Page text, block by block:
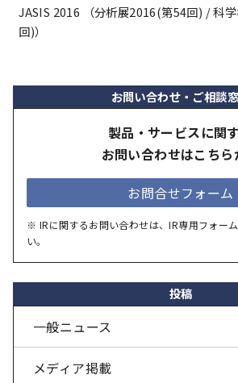
JASIS 2016 （分析展2016(第54回) / 科
回)）
お問い合わせ・ご相談
製品・サービスに関
お問い合わせはこちら
お問合せフォーム
※ IRに関するお問い合わせは、IR専用フォー
い。
投稿
一般ニュース
メディア掲載